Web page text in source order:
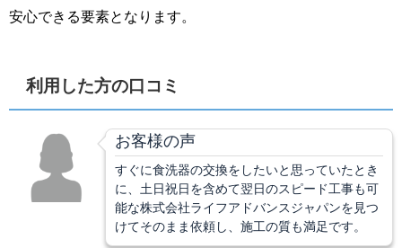
安心できる要素となります。
利用した方の口コミ
お客様の声
すぐに食洗器の交換をしたいと思っていたとき
に、土日祝日を含めて翌日のスピード工事も可
能な株式会社ライフアドバンスジャパンを見つ
けてそのまま依頼し、施工の質も満足です。